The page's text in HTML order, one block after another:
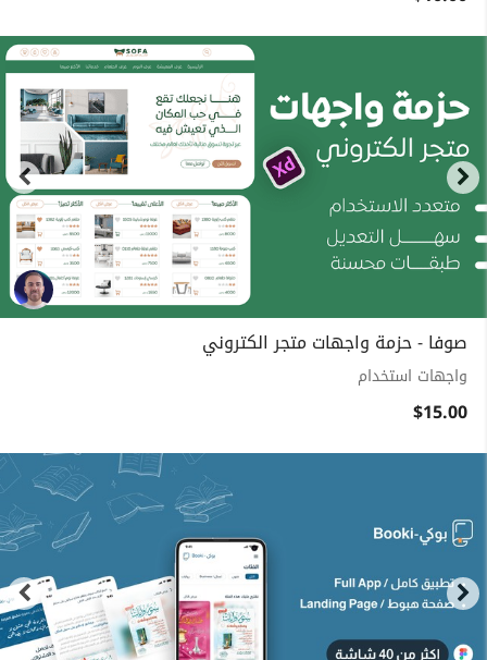
صوفا - حزمة واجهات متجر الكتروني
واجهات استخدام
$15.00